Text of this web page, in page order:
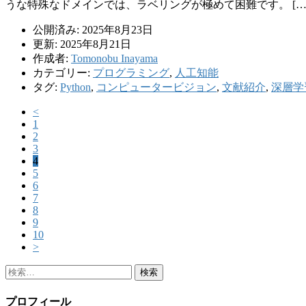
うな特殊なドメインでは、ラベリングが極めて困難です。
公開済み: 2025年8月23日
更新: 2025年8月21日
作成者: Tomonobu Inayama
カテゴリー: プログラミング, 人工知能
タグ: Python, コンピュータービジョン, 文献紹介, 深層学
<
1
2
3
4
5
6
7
8
9
10
>
検
プロフィール